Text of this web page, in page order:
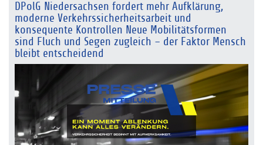
DPolG Niedersachsen fordert mehr Aufklärung,
moderne Verkehrssicherheitsarbeit und
konsequente Kontrollen Neue Mobilitätsformen
sind Fluch und Segen zugleich – der Faktor Mensch
bleibt entscheidend